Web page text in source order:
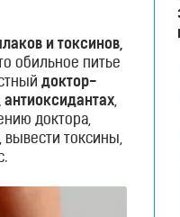
и токсинов,
обильное питье
доктор-
,
доктора,
вывести токсины,